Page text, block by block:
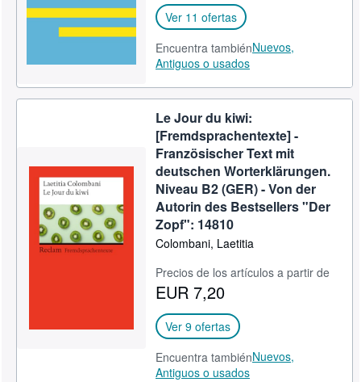
Ver 11 ofertas
Encuentra tambiénNuevos,
Antiguos o usados
Le Jour du kiwi:
[Fremdsprachentexte] -
Französischer Text mit
deutschen Worterklärungen.
Niveau B2 (GER) - Von der
Autorin des Bestsellers "Der
Zopf": 14810
Colombani, Laetitia
Precios de los artículos a partir de
EUR 7,20
Ver 9 ofertas
Encuentra tambiénNuevos,
Antiguos o usados